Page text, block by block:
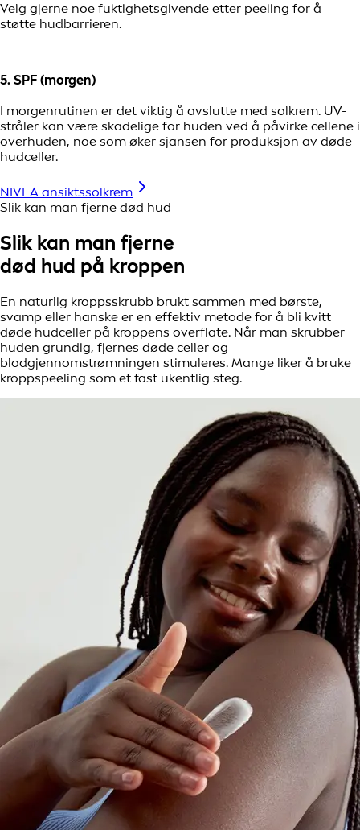
Velg gjerne noe fuktighetsgivende etter peeling for å
støtte hudbarrieren.
5. SPF (morgen)
I morgenrutinen er det viktig å avslutte med solkrem. UV-
stråler kan være skadelige for huden ved å påvirke cellene i
overhuden, noe som øker sjansen for produksjon av døde
hudceller.
NIVEA ansiktssolkrem
Slik kan man fjerne død hud
Slik kan man fjerne
død hud på kroppen
En naturlig kroppsskrubb brukt sammen med børste,
svamp eller hanske er en effektiv metode for å bli kvitt
døde hudceller på kroppens overflate. Når man skrubber
huden grundig, fjernes døde celler og
blodgjennomstrømningen stimuleres. Mange liker å bruke
kroppspeeling som et fast ukentlig steg.